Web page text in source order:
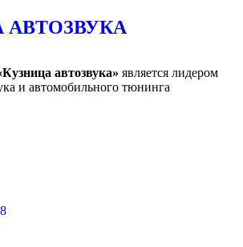
АВТОЗВУКА
автозвука» является лидером
и автомобильного тюнинга